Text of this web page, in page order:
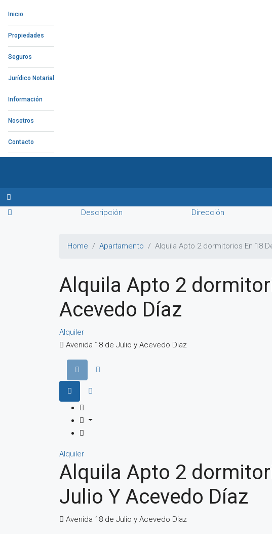
Inicio
Propiedades
Seguros
Jurídico Notarial
Información
Nosotros
Contacto
Descripción Dirección
Home Apartamento Alquila Apto 2 dormitorios En 18
Alquila Apto 2
Acevedo Díaz
Alquiler
Avenida 18 de Julio y Acevedo Diaz
Alquiler
Alquila Apto 2
Julio Y Acevedo Díaz
Avenida 18 de Julio y Acevedo Diaz